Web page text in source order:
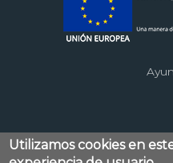
Utilizamos cookies en